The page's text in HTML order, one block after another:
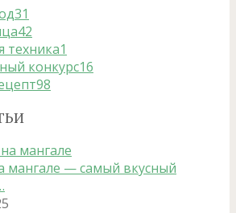
31
42
техника1
конкурс16
98
мангале — самый вкусный